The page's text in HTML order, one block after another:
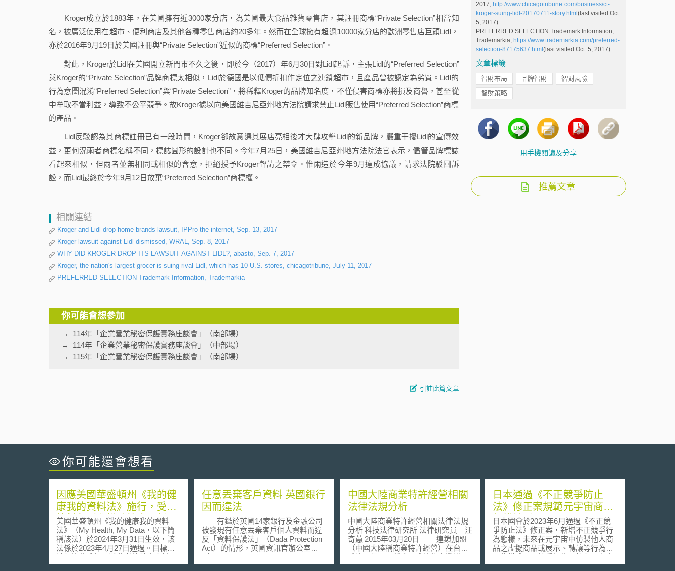
Kroger成立於1883年，在美國擁有近3000家分店，為美國最大食品雜貨零售店，其註冊商標“Private Selection”相當知
名，被廣泛使用在超市、便利商店及其他各種零售商店約20多年。然而在全球擁有超過10000家分店的歐洲零售店巨頭Lidl，
亦於2016年9月19日於美國註冊與“Private Selection”近似的商標“Preferred Selection”。
對此，Kroger於Lidl在美國開立新門市不久之後，即於今（2017）年6月30日對Lidl起訴，主張Lidl的“Preferred Selection”
與Kroger的“Private Selection”品牌商標太相似，Lidl於德國是以低價折扣作定位之連鎖超市，且產品曾被認定為劣質。Lidl的
行為意圖混淆“Preferred Selection”與“Private Selection”，將稀釋Kroger的品牌知名度，不僅侵害商標亦將損及商譽，甚至從
中牟取不當利益，導致不公平競爭。故Kroger據以向美國維吉尼亞州地方法院請求禁止Lidl販售使用“Preferred Selection”商標
的產品。
Lidl反駁認為其商標註冊已有一段時間，Kroger卻故意選其展店亮相後才大肆攻擊Lidl的新品牌，嚴重干擾Lidl的宣傳效
益，更何況兩者商標名稱不同，標誌圖形的設計也不同。今年7月25日，美國維吉尼亞州地方法院法官表示，儘管品牌標誌
看起來相似，但兩者並無相同或相似的含意，拒絕授予Kroger聲請之禁令。惟兩造於今年9月達成協議，請求法院駁回訴
訟，而Lidl最終於今年9月12日放棄“Preferred Selection”商標權。
相關連結
Kroger and Lidl drop home brands lawsuit, IPPro the internet, Sep. 13, 2017
Kroger lawsuit against Lidl dismissed, WRAL, Sep. 8, 2017
WHY DID KROGER DROP ITS LAWSUIT AGAINST LIDL?, abasto, Sep. 7, 2017
Kroger, the nation's largest grocer is suing rival Lidl, which has 10 U.S. stores, chicagotribune, July 11, 2017
PREFERRED SELECTION Trademark Information, Trademarkia
你可能會想參加
114年「企業營業秘密保護實務座談會」（南部場）
114年「企業營業秘密保護實務座談會」（中部場）
115年「企業營業秘密保護實務座談會」（南部場）
引註此篇文章
2017, http://www.chicagotribune.com/business/ct-
kroger-suing-lidl-20170711-story.html (last visited Oct.
5, 2017)
PREFERRED SELECTION Trademark Information,
Trademarkia, https://www.trademarkia.com/preferred-
selection-87175637.html (last visited Oct. 5, 2017)
文章標籤
智財布局 品牌智財
智財風險
智財策略
用手機閱讀及分享
推薦文章
你可能還會想看
因應美國華盛頓州《我的健
康我的資料法》施行，受監
管對象隱私權政策應更新
美國華盛頓州《我的健康我的資料
法》（My Health, My Data，以下簡
稱該法）於2024年3月31日生效，該
法係於2023年4月27日通過。目標在
於保護華盛頓州消費者的健康資料，
特別是生殖健康相關資料（data
任意丟棄客戶資料 英國銀行
因而違法
有鑑於英國14家銀行及金融公司
被發現有任意丟棄客戶個人資料而違
反「資料保護法」（Dada Protection
Act）的情形，英國資訊官辦公室
（Information Commissioner´s
Office，ICO）於2007年3月17日要求
中國大陸商業特許經營相關
法律法規分析
中國大陸商業特許經營相關法律法規
分析 科技法律研究所 法律研究員 汪
奇蕙 2015年03月20日 連鎖加盟
（中國大陸稱商業特許經營）在台灣
或許已經是一種發展成熟的商業模
式，對於中國大陸而言，則是上世紀
日本通過《不正競爭防止
法》修正案規範元宇宙商品
侵權情形
日本國會於2023年6月通過《不正競
爭防止法》修正案，新增不正競爭行
為態樣，未來在元宇宙中仿製他人商
品之虛擬商品或展示、轉讓等行為，
可能構成不正競爭行為，健全元宇宙
中發生商品侵權的法律應對基礎，預